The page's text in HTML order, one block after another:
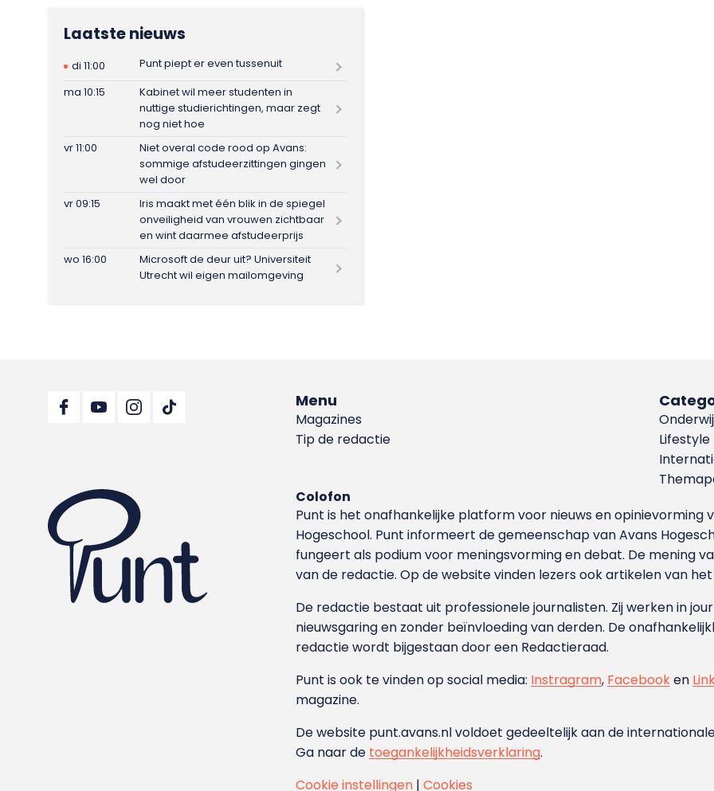
Laatste nieuws
di 11:00
Punt piept er even tussenuit
ma 10:15
Kabinet wil meer studenten in
nuttige studierichtingen, maar zegt
nog niet hoe
vr 11:00
Niet overal code rood op Avans:
sommige afstudeerzittingen gingen
wel door
vr 09:15
Iris maakt met één blik in de spiegel
onveiligheid van vrouwen zichtbaar
en wint daarmee afstudeerprijs
wo 16:00
Microsoft de deur uit? Universiteit
Utrecht wil eigen mailomgeving
Menu
Magazines
Tip de redactie
Lifestyle
Colofon
Punt is het onafhankelijke platform voor nieuws en
Hoge­school. Punt informeert de gemeenschap van Avans
fungeert als podium voor meningsvorming en debat. De mening
van de redactie. Op de website vinden lezers ook artikelen van
De redactie bestaat uit professionele journalisten. Zij werken in
nieuwsgaring en zonder beïnvloeding van derden. De
redactie wordt bijgestaan door een Redactieraad.
Punt is ook te vinden op social media: Instragram, Facebooken
magazine.
De website punt.avans.nl voldoet gedeeltelijk aan de
Ga naar de toegankelijkheidsverklaring.
Cookie instellingen |Cookies